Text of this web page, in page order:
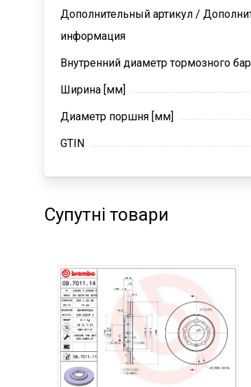
Дополнительный артикул /
информация
Внутренний диаметр тормозного
Ширина [мм]
Диаметр поршня [мм]
GTIN
Супутні товари